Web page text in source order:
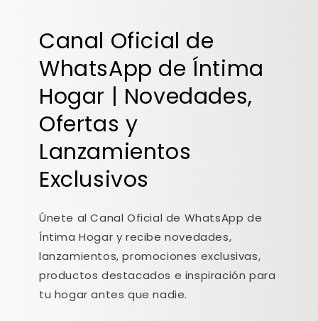
Canal Oficial de
WhatsApp de Íntima
Hogar | Novedades,
Ofertas y
Lanzamientos
Exclusivos
Únete al Canal Oficial de WhatsApp de
Íntima Hogar y recibe novedades,
lanzamientos, promociones exclusivas,
productos destacados e inspiración para
tu hogar antes que nadie.